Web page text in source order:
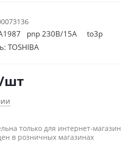
pnp 230В/15А to3p
TOSHIBA
шт
только для интернет-
в розничных магазинах